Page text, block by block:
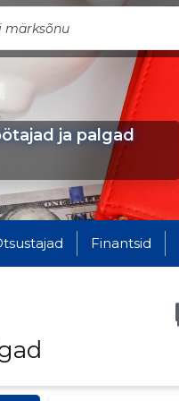
ja palgad
Finantsid